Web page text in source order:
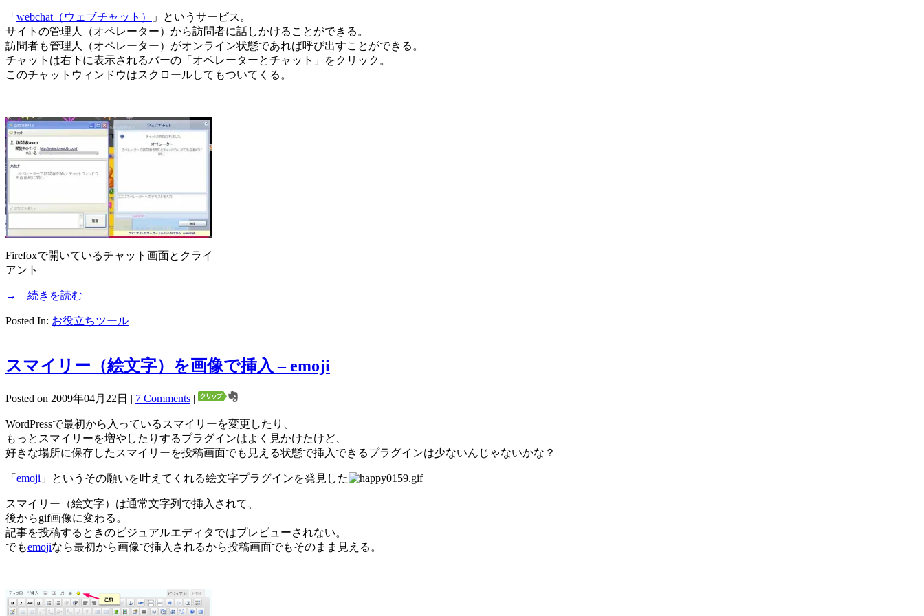
「 webchat（ウェブチャット）
」というサービス。
サイトの管理人（オペレーター）から訪問者に話しかけることができる。
訪問者も管理人（オペレーター）がオンライン状態であれば呼び出すことができる。
チャットは右下に表示されるバーの「オペレーターとチャット」をクリック。
このチャットウィンドウはスクロールしてもついてくる。
Firefoxで開いているチャット画面とクライ
アント
→ 続きを読む
Posted In: お役立ちツール
スマイリー（絵文字）を画像で挿入 – emoji
Posted on 2009年04月22日 | 7 Comments |
WordPressで最初から入っているスマイリーを変更したり、
もっとスマイリーを増やしたりするプラグインはよく見かけたけど、
好きな場所に保存したスマイリーを投稿画面でも見える状態で挿入できるプラグインは少ないんじゃないかな？
「 emoji 」というその願いを叶えてくれる絵文字プラグインを発見した
スマイリー（絵文字）は通常文字列で挿入されて、
後からgif画像に変わる。
記事を投稿するときのビジュアルエディタではプレビューされない。
でもemojiなら最初から画像で挿入されるから投稿画面でもそのまま見える。